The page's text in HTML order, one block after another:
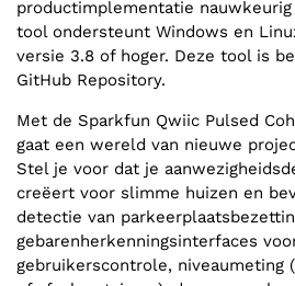
productimplementatie
tool ondersteunt Windows en
versie 3.8 of hoger. Deze tool is
GitHub Repository.
Met de Sparkfun Qwiic Pulsed
gaat een wereld van nieuwe
Stel je voor dat je
creëert voor slimme huizen en
detectie van
gebarenherkenningsinterfaces
gebruikerscontrole, niveaumeting